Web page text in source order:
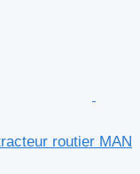
routier MAN